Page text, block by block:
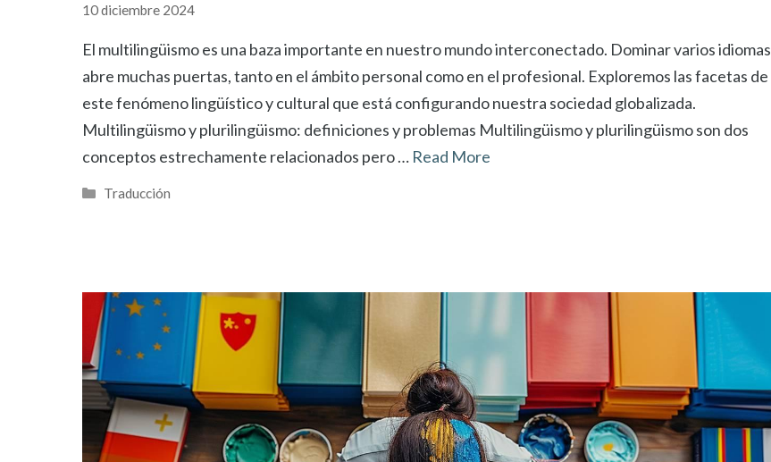
10 diciembre 2024
El multilingüismo es una baza importante en nuestro mundo interconectado. Dominar varios idiomas
abre muchas puertas, tanto en el ámbito personal como en el profesional. Exploremos las facetas de
este fenómeno lingüístico y cultural que está configurando nuestra sociedad globalizada.
Multilingüismo y plurilingüismo: definiciones y problemas Multilingüismo y plurilingüismo son dos
conceptos estrechamente relacionados pero … Read More
Categorías
Traducción